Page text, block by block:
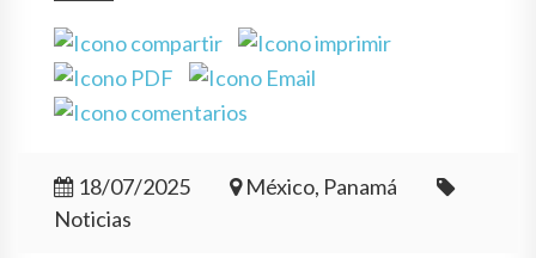
18/07/2025
México, Panamá
Noticias